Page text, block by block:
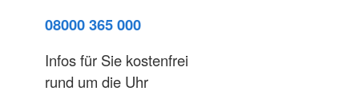
08000 365 000
Infos für Sie kostenfrei
rund um die Uhr